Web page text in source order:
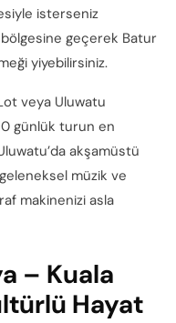
isterseniz
bölgesine geçerek Batur
yiyebilirsiniz.
veya Uluwatu
10 günlük turun en
akşamüstü
müzik ve
makinenizi asla
– Kuala
Hayat